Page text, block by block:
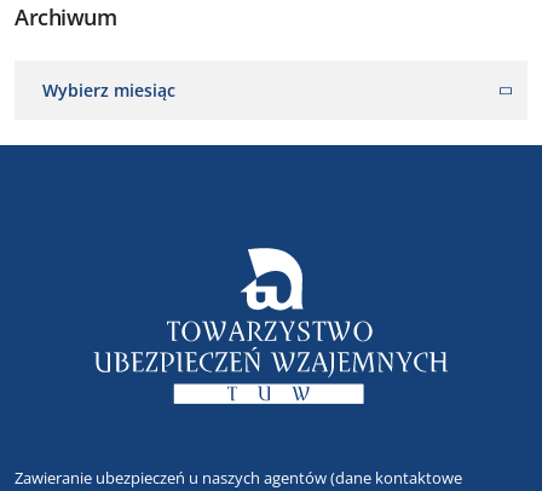
Archiwum
Wybierz miesiąc
Zawieranie ubezpieczeń u naszych agentów(dane kontaktowe